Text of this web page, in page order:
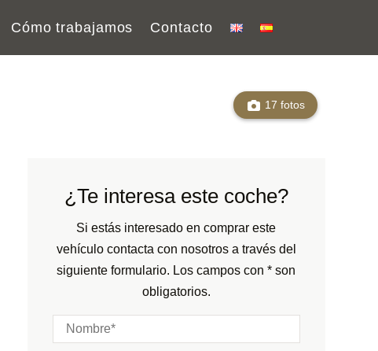
Cómo trabajamos Contacto
17 fotos
¿Te interesa este coche?
Si estás interesado en comprar este
vehículo contacta con nosotros a través del
siguiente formulario. Los campos con * son
obligatorios.